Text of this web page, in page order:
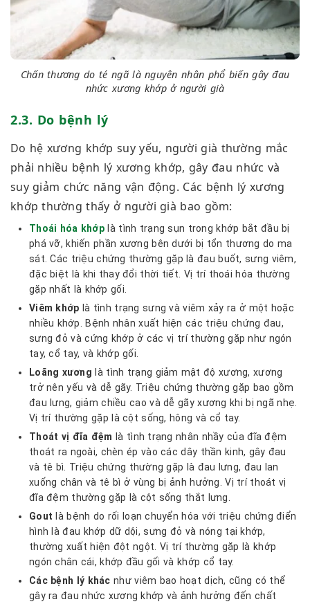
Chấn thương do té ngã là nguyên nhân phổ biến gây đau
nhức xương khớp ở người già
2.3. Do bệnh lý
Do hệ xương khớp suy yếu, người già thường mắc
phải nhiều bệnh lý xương khớp, gây đau nhức và
suy giảm chức năng vận động. Các bệnh lý xương
khớp thường thấy ở người già bao gồm:
Thoái hóa khớplà tình trạng sụn trong khớp bắt đầu bị
phá vỡ, khiến phần xương bên dưới bị tổn thương do ma
sát. Các triệu chứng thường gặp là đau buốt, sưng viêm,
đặc biệt là khi thay đổi thời tiết. Vị trí thoái hóa thường
gặp nhất là khớp gối.
Viêm khớp là tình trạng sưng và viêm xảy ra ở một hoặc
nhiều khớp. Bệnh nhân xuất hiện các triệu chứng đau,
sưng đỏ và cứng khớp ở các vị trí thường gặp như ngón
tay, cổ tay, và khớp gối.
Loãng xương là tình trạng giảm mật độ xương, xương
trở nên yếu và dễ gãy. Triệu chứng thường gặp bao gồm
đau lưng, giảm chiều cao và dễ gãy xương khi bị ngã nhẹ.
Vị trí thường gặp là cột sống, hông và cổ tay.
Thoát vị đĩa đệmlà tình trạng nhân nhầy của đĩa đệm
thoát ra ngoài, chèn ép vào các dây thần kinh, gây đau
và tê bì. Triệu chứng thường gặp là đau lưng, đau lan
xuống chân và tê bì ở vùng bị ảnh hưởng. Vị trí thoát vị
đĩa đệm thường gặp là cột sống thắt lưng.
Goutlà bệnh do rối loạn chuyển hóa với triệu chứng điển
hình là đau khớp dữ dội, sưng đỏ và nóng tại khớp,
thường xuất hiện đột ngột. Vị trí thường gặp là khớp
ngón chân cái, khớp đầu gối và khớp cổ tay.
Các bệnh lý khác như viêm bao hoạt dịch, cũng có thể
gây ra đau nhức xương khớp và ảnh hưởng đến chất